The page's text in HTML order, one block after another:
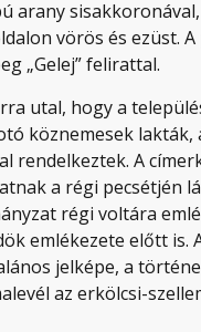
arany
vörös és ezüst.
„Gelej” felirattal.
utal, hogy a
köznemesek lakták,
rendelkeztek. A
a régi pecsétjén
régi voltára
emlékezete előtt is.
jelképe, a
az erkölcsi-